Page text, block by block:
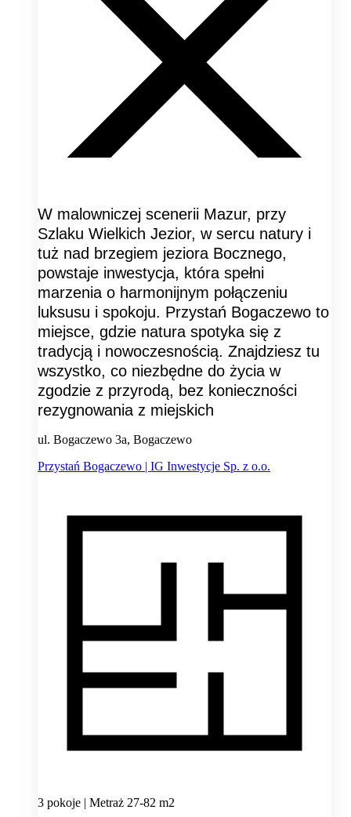
W malowniczej scenerii Mazur, przy
Szlaku Wielkich Jezior, w sercu natury i
tuż nad brzegiem jeziora Bocznego,
powstaje inwestycja, która spełni
marzenia o harmonijnym połączeniu
luksusu i spokoju. Przystań Bogaczewo to
miejsce, gdzie natura spotyka się z
tradycją i nowoczesnością. Znajdziesz tu
wszystko, co niezbędne do życia w
zgodzie z przyrodą, bez konieczności
rezygnowania z miejskich
ul. Bogaczewo 3a, Bogaczewo
Przystań Bogaczewo | IG Inwestycje Sp. z o.o.
3 pokoje | Metraż 27-82 m2